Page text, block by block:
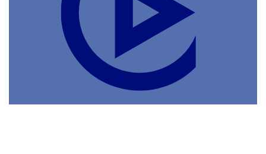
CATEGORÍAS: